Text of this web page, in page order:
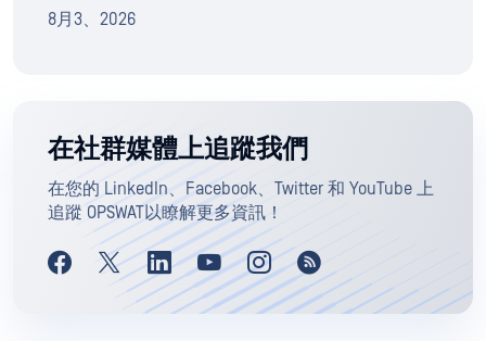
8月3、2026
在社群媒體上追蹤我們
在您的 LinkedIn、Facebook、Twitter 和 YouTube 上
追蹤 OPSWAT以瞭解更多資訊！